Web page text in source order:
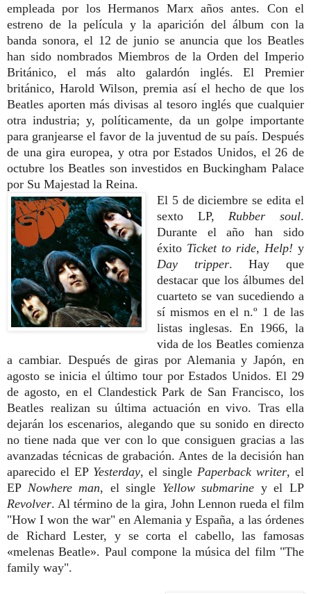
empleada por los Hermanos Marx años antes. Con el
estreno de la película y la aparición del álbum con la
banda sonora, el 12 de junio se anuncia que los Beatles
han sido nombrados Miembros de la Orden del Imperio
Británico, el más alto galardón inglés. El Premier
británico, Harold Wilson, premia así el hecho de que los
Beatles aporten más divisas al tesoro inglés que cualquier
otra industria; y, políticamente, da un golpe importante
para granjearse el favor de la juventud de su país. Después
de una gira europea, y otra por Estados Unidos, el 26 de
octubre los Beatles son investidos en Buckingham Palace
por Su Majestad la Reina.
El 5 de diciembre se edita el
sexto LP, Rubber soul.
Durante el año han sido
éxito Ticket to ride, Help!y
Day tripper. Hay que
destacar que los álbumes del
cuarteto se van sucediendo a
sí mismos en el n.º 1 de las
listas inglesas. En 1966, la
vida de los Beatles comienza
a cambiar. Después de giras por Alemania y Japón, en
agosto se inicia el último tour por Estados Unidos. El 29
de agosto, en el Clandestick Park de San Francisco, los
Beatles realizan su última actuación en vivo. Tras ella
dejarán los escenarios, alegando que su sonido en directo
no tiene nada que ver con lo que consiguen gracias a las
avanzadas técnicas de grabación. Antes de la decisión han
aparecido el EP Yesterday, el single Paperback writer, el
EP Nowhere man, el single Yellow submarine y el LP
Revolver. Al término de la gira, John Lennon rueda el film
"How I won the war" en Alemania y España, a las órdenes
de Richard Lester, y se corta el cabello, las famosas
«melenas Beatle». Paul compone la música del film "The
family way".